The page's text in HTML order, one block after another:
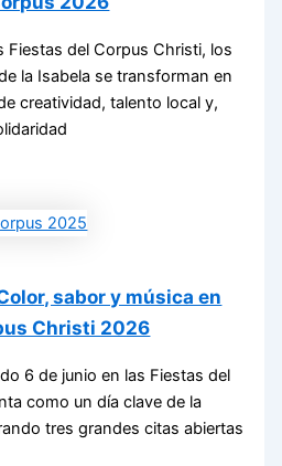
Fiestas del Corpus Christi, los
la Isabela se transforman en
creatividad, talento local y,
sabor y música en
Christi 2026
6 de junio en las Fiestas del
como un día clave de la
tres grandes citas abiertas